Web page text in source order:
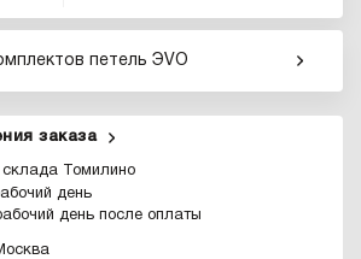
петель ЭVO
заказа
склада Томилино
день
день после оплаты